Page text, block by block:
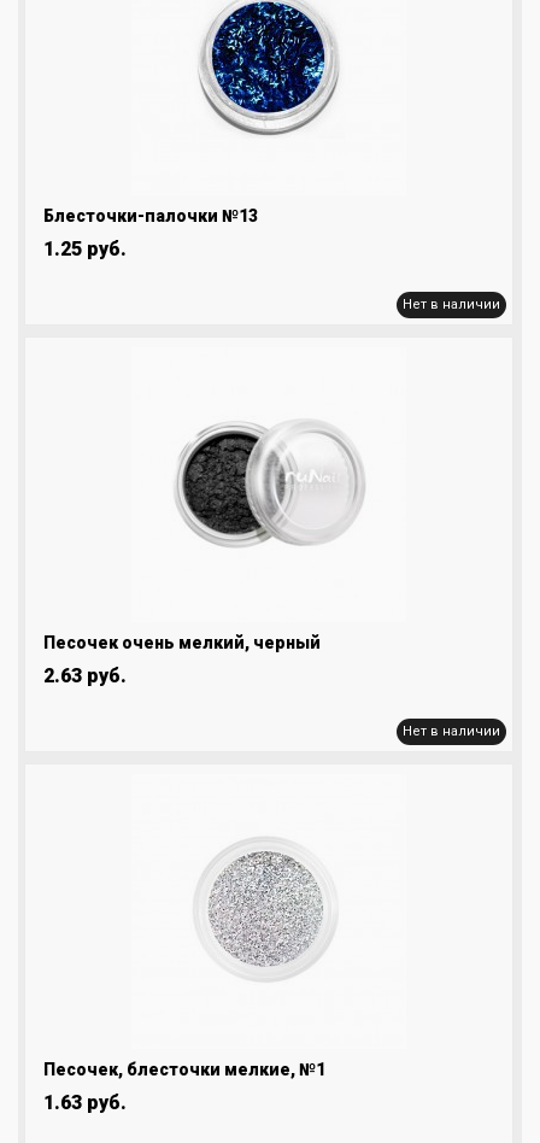
Блесточки-палочки №13
1.25 руб.
Нет в наличии
Песочек очень мелкий, черный
2.63 руб.
Нет в наличии
Песочек, блесточки мелкие, №1
1.63 руб.